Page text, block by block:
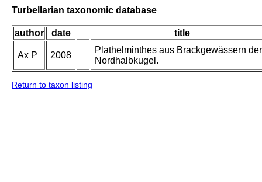
Turbellarian taxonomic database
author date title
Ax P 2008
Plathelminthes aus Brackgewässern der
Nordhalbkugel.
Return to taxon listing